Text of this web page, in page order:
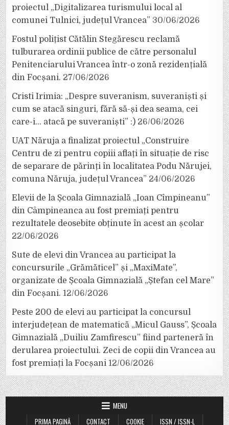
proiectul „Digitalizarea turismului local al
comunei Tulnici, județul Vrancea” 30/06/2026
Fostul polițist Cătălin Stegărescu reclamă
tulburarea ordinii publice de către personalul
Penitenciarului Vrancea într-o zonă rezidențială
din Focșani. 27/06/2026
Cristi Irimia: „Despre suveranism, suveraniști și
cum se atacă singuri, fără să-și dea seama, cei
care-i… atacă pe suveraniști” :) 26/06/2026
UAT Năruja a finalizat proiectul „Construire
Centru de zi pentru copiii aflați în situație de risc
de separare de părinți în localitatea Podu Nărujei,
comuna Năruja, județul Vrancea” 24/06/2026
Elevii de la Școala Gimnazială „Ioan Cîmpineanu”
din Câmpineanca au fost premiați pentru
rezultatele deosebite obținute în acest an școlar
22/06/2026
Sute de elevi din Vrancea au participat la
concursurile „Grămăticel” și „MaxiMate”,
organizate de Școala Gimnazială „Ștefan cel Mare”
din Focșani. 12/06/2026
Peste 200 de elevi au participat la concursul
interjudețean de matematică „Micul Gauss”, Școala
Gimnazială „Duiliu Zamfirescu” fiind parteneră în
derularea proiectului. Zeci de copii din Vrancea au
fost premiați la Focșani 12/06/2026
MENU
PRIMA PAGINĂ
CONTACT COOKIE
ISSN / ISSN-L